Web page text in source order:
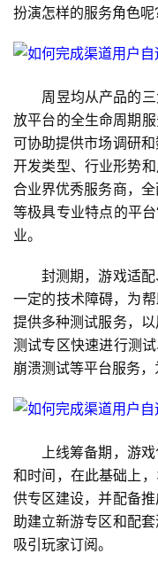
首
页
游
创
游
戏
扮演怎样的服务角色呢
周昱均从产品的三
放平台的全生命周期
可协助提供市场调研
开发类型、行业形势
合业界优秀服务商，
等极具专业特点的平
业。
封测期，游戏适配
一定的技术障碍，为
提供多种测试服务，
测试专区快速进行测
崩溃测试等平台服务，
上线筹备期，游戏
和时间，在此基础上
供专区建设，并配备
助建立新游专区和配套
吸引玩家订阅。